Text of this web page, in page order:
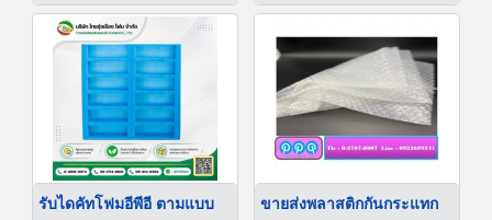
รับไดคัทโฟมอีพีอี ตามแบบ ขายส่งพลาสติกกันกระแทก